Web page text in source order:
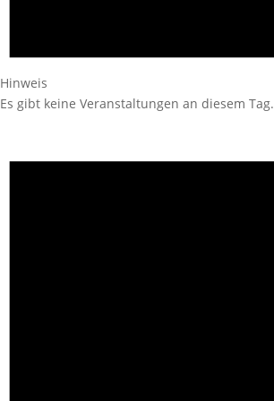
Hinweis
Es gibt keine Veranstaltungen an diesem Tag.